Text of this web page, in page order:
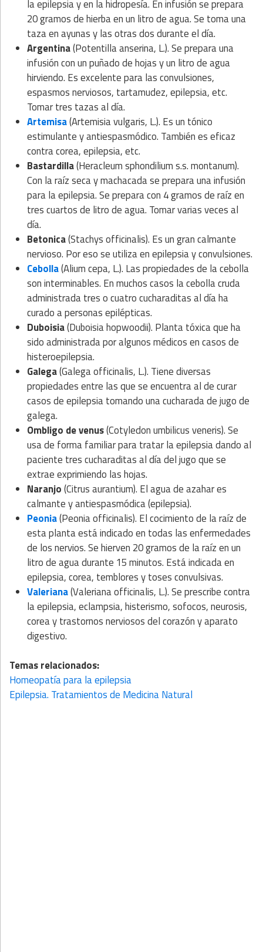
la epilepsia y en la hidropesía. En infusión se prepara
20 gramos de hierba en un litro de agua. Se toma una
taza en ayunas y las otras dos durante el día.
Argentina(Potentilla anserina, L.). Se prepara una
infusión con un puñado de hojas y un litro de agua
hirviendo. Es excelente para las convulsiones,
espasmos nerviosos, tartamudez, epilepsia, etc.
Tomar tres tazas al día.
Artemisa(Artemisia vulgaris, L.). Es un tónico
estimulante y antiespasmódico. También es eficaz
contra corea, epilepsia, etc.
Bastardilla(Heracleum sphondilium s.s. montanum).
Con la raíz seca y machacada se prepara una infusión
para la epilepsia. Se prepara con 4 gramos de raíz en
tres cuartos de litro de agua. Tomar varias veces al
día.
Betonica(Stachys officinalis). Es un gran calmante
nervioso. Por eso se utiliza en epilepsia y convulsiones.
Cebolla(Alium cepa, L.). Las propiedades de la cebolla
son interminables. En muchos casos la cebolla cruda
administrada tres o cuatro cucharaditas al día ha
curado a personas epilépticas.
Duboisia(Duboisia hopwoodii). Planta tóxica que ha
sido administrada por algunos médicos en casos de
histeroepilepsia.
Galega(Galega officinalis, L.). Tiene diversas
propiedades entre las que se encuentra al de curar
casos de epilepsia tomando una cucharada de jugo de
galega.
Ombligo de venus(Cotyledon umbilicus veneris). Se
usa de forma familiar para tratar la epilepsia dando al
paciente tres cucharaditas al día del jugo que se
extrae exprimiendo las hojas.
Naranjo(Citrus aurantium). El agua de azahar es
calmante y antiespasmódica (epilepsia).
Peonia(Peonia officinalis). El cocimiento de la raíz de
esta planta está indicado en todas las enfermedades
de los nervios. Se hierven 20 gramos de la raíz en un
litro de agua durante 15 minutos. Está indicada en
epilepsia, corea, temblores y toses convulsivas.
Valeriana(Valeriana officinalis, L.). Se prescribe contra
la epilepsia, eclampsia, histerismo, sofocos, neurosis,
corea y trastornos nerviosos del corazón y aparato
digestivo.
Temas relacionados:
Homeopatía para la epilepsia
Epilepsia. Tratamientos de Medicina Natural